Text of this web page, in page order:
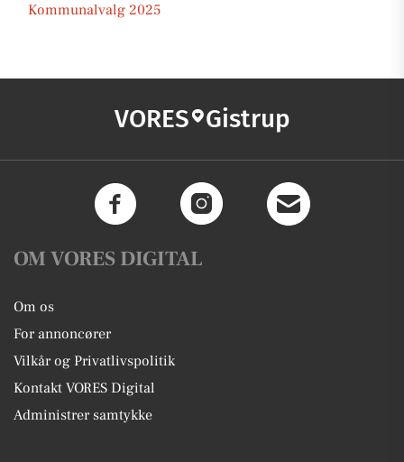
Kommunalvalg 2025
VORES Gistrup
OM VORES DIGITAL
Om os
For annoncører
Vilkår og Privatlivspolitik
Kontakt VORES Digital
Administrer samtykke